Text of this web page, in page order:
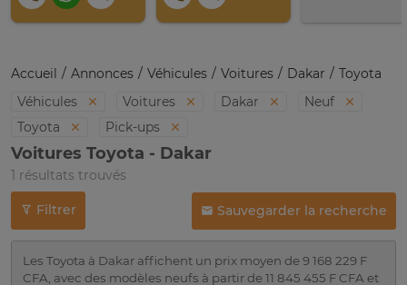
Accueil Annonces Véhicules Voitures Dakar
Toyota
Véhicules
Voitures Dakar
Neuf
Toyota
Pick-ups
Voitures Toyota - Dakar
1 résultats trouvés
Filtrer Sauvegarder la recherche
Les Toyota à Dakar affichent un prix moyen de 9 168 229 F
CFA, avec des modèles neufs à partir de 11 845 455 F CFA et